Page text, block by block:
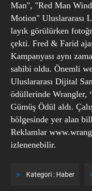
Man", "Red Man
Motion" Uluslararası
layık görülürken
çekti. Fred & Farid
Kampanyası aynı
sahibi oldu. Önemli
Uluslararası Dijital
ödüllerinde Wrangler,
Gümüş Ödül aldı.
bölgesinde yer alan
Reklamlar
izlenenebilir.
Kategori : Haber